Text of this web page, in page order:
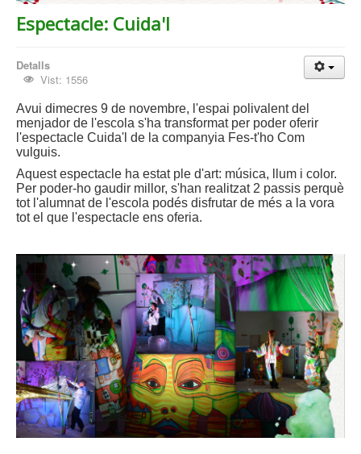
Espectacle: Cuida'l
Detalls
Vist: 1556
Avui dimecres 9 de novembre, l'espai polivalent del
menjador de l'escola s'ha transformat per poder oferir
l'espectacle Cuida'l de la companyia Fes-t'ho Com
vulguis.
Aquest espectacle ha estat ple d'art: música, llum i color.
Per poder-ho gaudir millor, s'han realitzat 2 passis perquè
tot l'alumnat de l'escola podés disfrutar de més a la vora
tot el que l'espectacle ens oferia.